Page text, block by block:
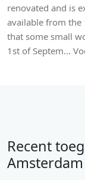
renovated and is
available from the
that some small
1st of Septem...
Recent
Amsterdam